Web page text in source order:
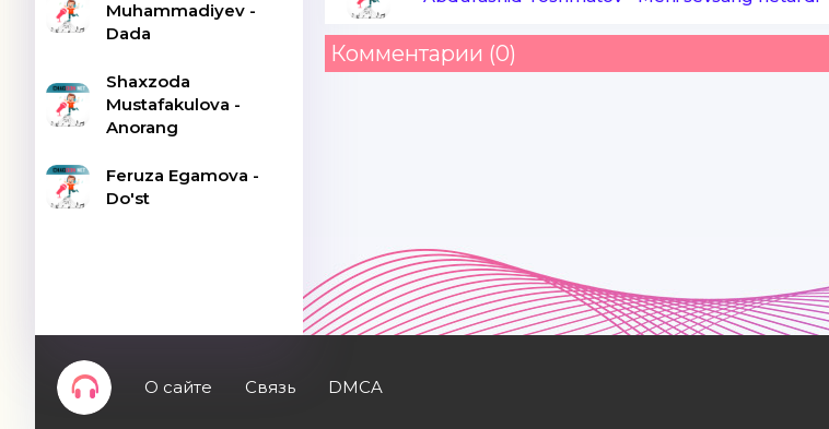
Muhammadiyev -
Dada
Shaxzoda
Mustafakulova -
Anorang
Feruza Egamova -
Do'st
Kerak emas dunyolari
Комментарии (0)
О сайте Связь DMCA